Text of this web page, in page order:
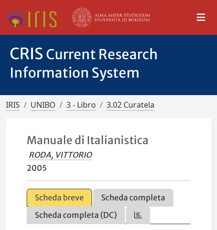
CRIS Current Research
Information System
IRIS UNIBO 3 - Libro 3.02 Curatela
Manuale di Italianistica
RODA, VITTORIO
2005
Scheda breve
Scheda completa
Scheda completa (DC)